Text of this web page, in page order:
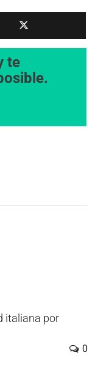
te
italiana por
0